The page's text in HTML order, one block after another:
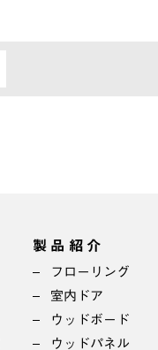
製品紹介
フローリング
室内ドア
ウッドボード
ウッドパネル